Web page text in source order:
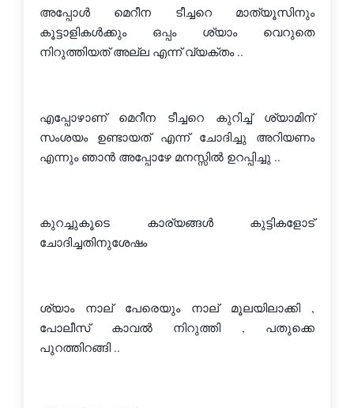
അപ്പോള്‍ മെറീന ടീച്ചറെ മാത്യൂസിനും
കൂട്ടാളികള്‍ക്കും ഒപ്പം ശ്യാം വെറുതെ
നിറുത്തിയത് അല്ല എന്ന് വ്യക്തം ..
എപ്പോഴാണ് മെറീന ടീച്ചറെ കുറിച്ച് ശ്യാമിന്
സംശയം ഉണ്ടായത് എന്ന് ചോദിച്ചു അറിയണം
എന്നും ഞാന്‍ അപ്പോഴേ മനസ്സില്‍ ഉറപ്പിച്ചു ..
കുറച്ചുകൂടെ കാര്യങ്ങള്‍ കുട്ടികളോട്
ചോദിച്ചതിനുശേഷം
ശ്യാം നാല് പേരെയും നാല് മൂലയിലാക്കി ,
പോലീസ് കാവല്‍ നിറുത്തി , പതുക്കെ
പുറത്തിറങ്ങി ..